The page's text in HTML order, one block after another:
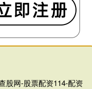
股网-股票配资114-配资